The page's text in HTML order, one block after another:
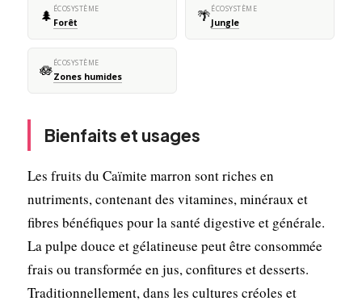
🌲 ÉCOSYSTÈME
Forêt 🌴ÉCOSYSTÈME
Jungle
🪷ÉCOSYSTÈME
Zones humides
Bienfaits et usages
Les fruits du Caïmite marron sont riches en
nutriments, contenant des vitamines, minéraux et
fibres bénéfiques pour la santé digestive et générale.
La pulpe douce et gélatineuse peut être consommée
frais ou transformée en jus, confitures et desserts.
Traditionnellement, dans les cultures créoles et